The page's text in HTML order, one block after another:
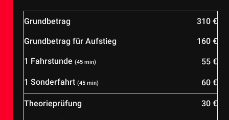
Grundbetrag 310 €
Grundbetrag für Aufstieg 160 €
1 Fahrstunde(45 min) 55 €
1 Sonderfahrt(45 min) 60 €
Theorieprüfung 30 €